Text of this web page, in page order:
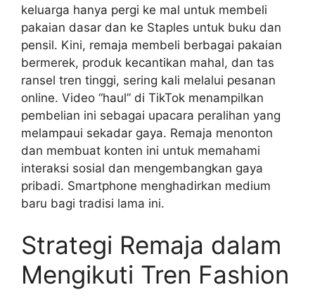
keluarga hanya pergi ke mal untuk membeli
pakaian dasar dan ke Staples untuk buku dan
pensil. Kini, remaja membeli berbagai pakaian
bermerek, produk kecantikan mahal, dan tas
ransel tren tinggi, sering kali melalui pesanan
online. Video “haul” di TikTok menampilkan
pembelian ini sebagai upacara peralihan yang
melampaui sekadar gaya. Remaja menonton
dan membuat konten ini untuk memahami
interaksi sosial dan mengembangkan gaya
pribadi. Smartphone menghadirkan medium
baru bagi tradisi lama ini.
Strategi Remaja dalam
Mengikuti Tren Fashion